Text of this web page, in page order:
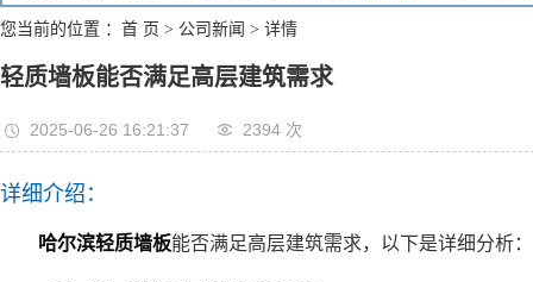
您当前的位置 ： 首 页 > 公司新闻 > 详情
轻质墙板能否满足高层建筑需求
2025-06-26 16:21:37 2394 次
详细介绍：
哈尔滨轻质墙板能否满足高层建筑需求，以下是详细分析：